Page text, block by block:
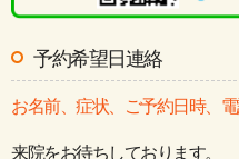
予約希望日連絡
お名前、症状、ご予約日時、
来院をお待ちしております。